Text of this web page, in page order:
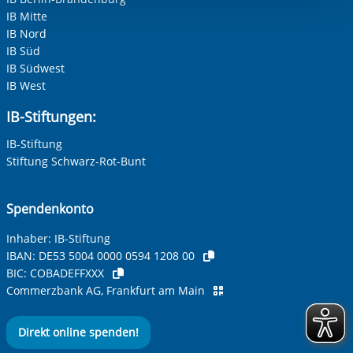
Einwilligung.
Adresse (PLZ, Ort, Strasse)
Ihre E-Mail-Adresse
Ihre Telefonnummer
Betreff ihrer Anfrage
Ihre Nachricht*
IB Mitte
IB Nord
IB Süd
IB Südwest
IB West
IB-Stiftungen:
IB-Stiftung
Stiftung Schwarz-Rot-Bunt
Spendenkonto
Inhaber: IB-Stiftung
IBAN: DE53 5004 0000 0594 1208 00
BIC: COBADEFFXXX
Commerzbank AG, Frankfurt am Main
Direkt online spenden!